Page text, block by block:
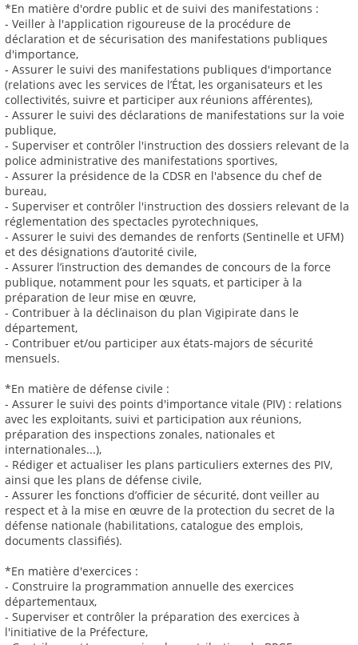
*En matière d'ordre public et de suivi des manifestations :
- Veiller à l'application rigoureuse de la procédure de
déclaration et de sécurisation des manifestations publiques
d'importance,
- Assurer le suivi des manifestations publiques d'importance
(relations avec les services de l’État, les organisateurs et les
collectivités, suivre et participer aux réunions afférentes),
- Assurer le suivi des déclarations de manifestations sur la voie
publique,
- Superviser et contrôler l'instruction des dossiers relevant de la
police administrative des manifestations sportives,
- Assurer la présidence de la CDSR en l'absence du chef de
bureau,
- Superviser et contrôler l'instruction des dossiers relevant de la
réglementation des spectacles pyrotechniques,
- Assurer le suivi des demandes de renforts (Sentinelle et UFM)
et des désignations d’autorité civile,
- Assurer l’instruction des demandes de concours de la force
publique, notamment pour les squats, et participer à la
préparation de leur mise en œuvre,
- Contribuer à la déclinaison du plan Vigipirate dans le
département,
- Contribuer et/ou participer aux états-majors de sécurité
mensuels.
*En matière de défense civile :
- Assurer le suivi des points d'importance vitale (PIV) : relations
avec les exploitants, suivi et participation aux réunions,
préparation des inspections zonales, nationales et
internationales...),
- Rédiger et actualiser les plans particuliers externes des PIV,
ainsi que les plans de défense civile,
- Assurer les fonctions d’officier de sécurité, dont veiller au
respect et à la mise en œuvre de la protection du secret de la
défense nationale (habilitations, catalogue des emplois,
documents classifiés).
*En matière d'exercices :
- Construire la programmation annuelle des exercices
départementaux,
- Superviser et contrôler la préparation des exercices à
l'initiative de la Préfecture,